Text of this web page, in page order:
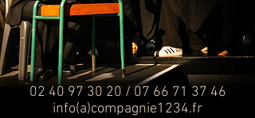
02 40 97 30 20 / 07 66 71 37 46
info(a)compagnie1234.fr